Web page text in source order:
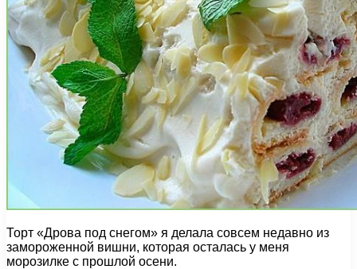
Торт «Дрова под снегом» я делала совсем недавно из
замороженной вишни, которая осталась у меня
морозилке с прошлой осени.